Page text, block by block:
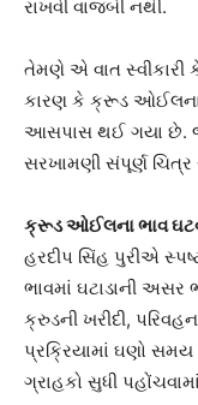
રાખવી વાજબી નથી.
તેમણે એ વાત
કારણ કે ક્રૂડ ઓઈલના
આસપાસ થઈ ગયા છે.
સરખામણી સંપૂર્ણ
ક્રૂડ ઓઈલના ભાવ
હરદીપ સિંહ પુરીએ
ભાવમાં ઘટાડાની અસર
ક્રુડની ખરીદી,
પ્રક્રિયામાં ઘણો સમય
ગ્રાહકો સુધી